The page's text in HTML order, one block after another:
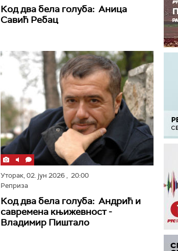
Код два бела голуба: Аницa
Савић Ребац
Уторак,02. јун 2026, 20:00
Реприза
Код два бела голуба: Андрић и
савремена књижевност -
Владимир Пиштало